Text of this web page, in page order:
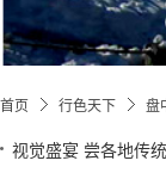
首页 行色天下 盘
视觉盛宴 尝各地传